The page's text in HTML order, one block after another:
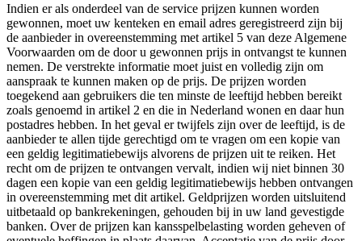
Indien er als onderdeel van de service prijzen kunnen worden
gewonnen, moet uw kenteken en email adres geregistreerd zijn bij
de aanbieder in overeenstemming met artikel 5 van deze Algemene
Voorwaarden om de door u gewonnen prijs in ontvangst te kunnen
nemen. De verstrekte informatie moet juist en volledig zijn om
aanspraak te kunnen maken op de prijs. De prijzen worden
toegekend aan gebruikers die ten minste de leeftijd hebben bereikt
zoals genoemd in artikel 2 en die in Nederland wonen en daar hun
postadres hebben. In het geval er twijfels zijn over de leeftijd, is de
aanbieder te allen tijde gerechtigd om te vragen om een kopie van
een geldig legitimatiebewijs alvorens de prijzen uit te reiken. Het
recht om de prijzen te ontvangen vervalt, indien wij niet binnen 30
dagen een kopie van een geldig legitimatiebewijs hebben ontvangen
in overeenstemming met dit artikel. Geldprijzen worden uitsluitend
uitbetaald op bankrekeningen, gehouden bij in uw land gevestigde
banken. Over de prijzen kan kansspelbelasting worden geheven of